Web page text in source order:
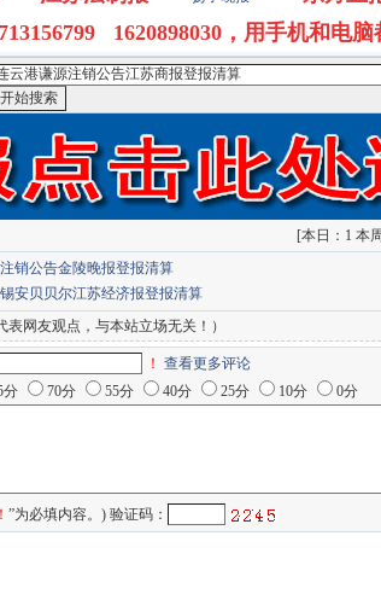
1620898030，用手机和电
[本日：1 本
销公告金陵晚报登报清算
安贝贝尔江苏经济报登报清算
表网友观点，与本站立场无关！）
！ 查看更多评论
分 70分 55分 40分 25分 10分 0分
！ ”为必填内容。) 验证码：